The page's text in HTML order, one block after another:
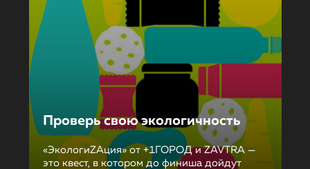
Проверь свою экологичность
«ЭкологиZAция» от +1ГОРОД и ZAVTRA —
это квест, в котором до финиша дойдут